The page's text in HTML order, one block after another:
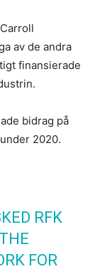
av de andra
finansierade
bidrag på
2020.
RFK
FOR